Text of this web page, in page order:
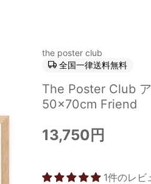
the poster club
全国一律送料無料
The Poster Club
50×70cm Friend
13,750円
1件のレビ